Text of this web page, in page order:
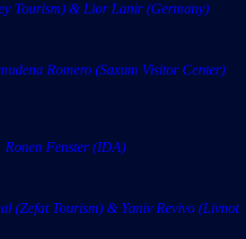
Tourism) & Lior Lanir (Germany)
Romero (Saxum Visitor Center)
(IDA)
& Yaniv Revivo (Livnot